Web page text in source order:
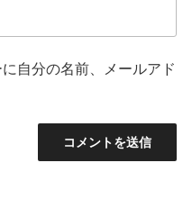
自分の名前、メールアド